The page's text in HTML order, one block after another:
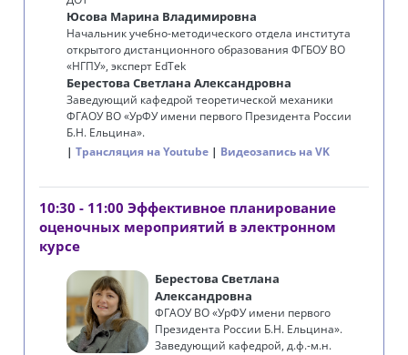
Юсова Марина Владимировна
Начальник учебно-методического отдела института
открытого дистанционного образования ФГБОУ ВО
«‎‎НГПУ», эксперт EdTek
Берестова Светлана Александровна
Заведующий кафедрой теоретической механики
ФГАОУ ВО «УрФУ имени первого Президента России
Б.Н. Ельцина».
Трансляция на Youtube
Видеозапись на VK
10:30 - 11:00 Эффективное планирование
оценочных мероприятий в электронном
курсе
Берестова Светлана
Александровна
ФГАОУ ВО «УрФУ имени первого
Президента России Б.Н. Ельцина».
Заведующий кафедрой, д.ф.-м.н.